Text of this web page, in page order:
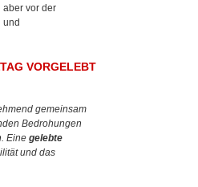
aber vor der
und
VORGELEBT
gemeinsam
Bedrohungen
Eine gelebte
und das